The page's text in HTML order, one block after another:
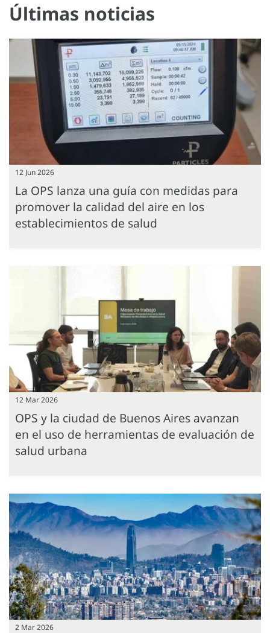
Últimas noticias
12 Jun 2026
La OPS lanza una guía con medidas para
promover la calidad del aire en los
establecimientos de salud
12 Mar 2026
OPS y la ciudad de Buenos Aires avanzan
en el uso de herramientas de evaluación de
salud urbana
2 Mar 2026